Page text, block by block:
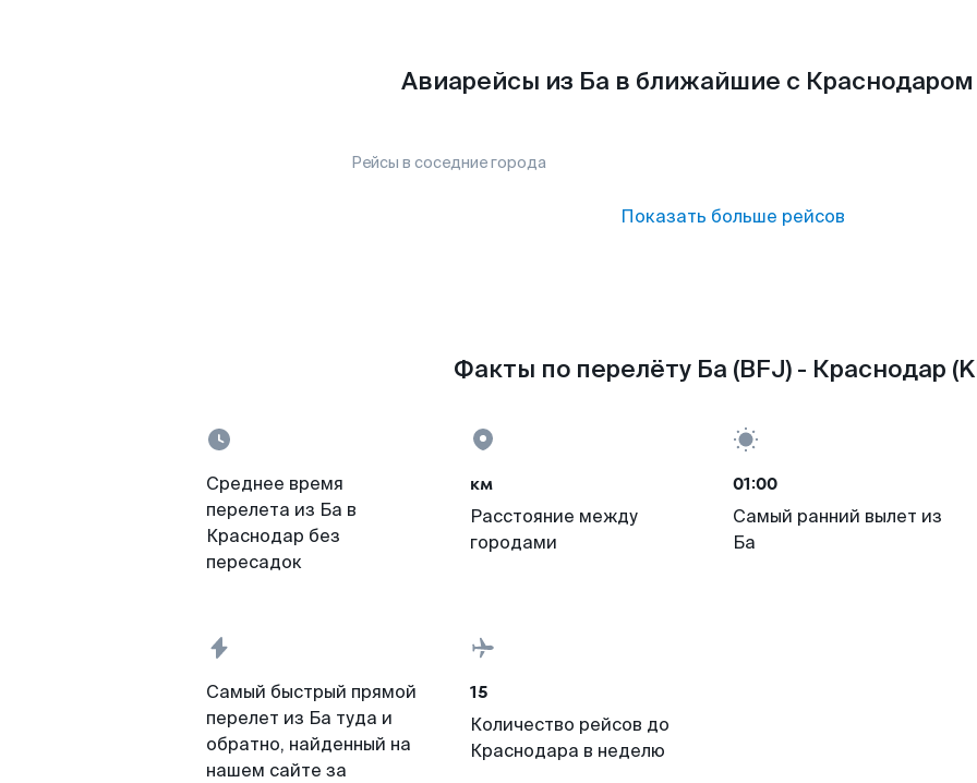
Авиарейсы из Ба в ближайшие с Краснодаром
Рейсы в соседние города
Показать больше рейсов
Факты по перелёту Ба (BFJ) - Краснодар
Среднее время
перелета из Ба в
Краснодар без
пересадок
км
Расстояние между
городами
01:00
Самый ранний вылет из
Ба
Самый быстрый прямой
перелет из Ба туда и
обратно, найденный на
нашем сайте за
15
Количество рейсов до
Краснодара в неделю